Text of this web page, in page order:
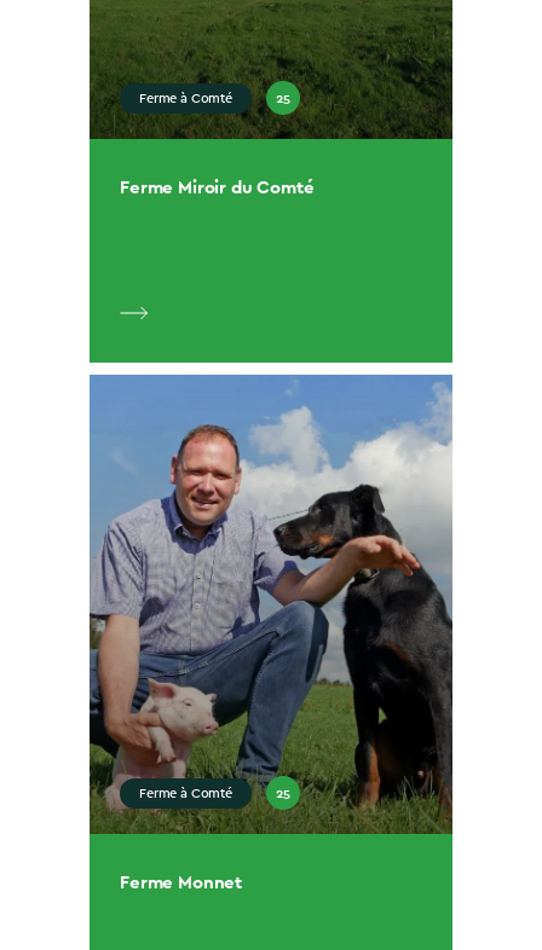
Ferme à Comté 25
Ferme Miroir du Comté
Ferme à Comté 25
Ferme Monnet